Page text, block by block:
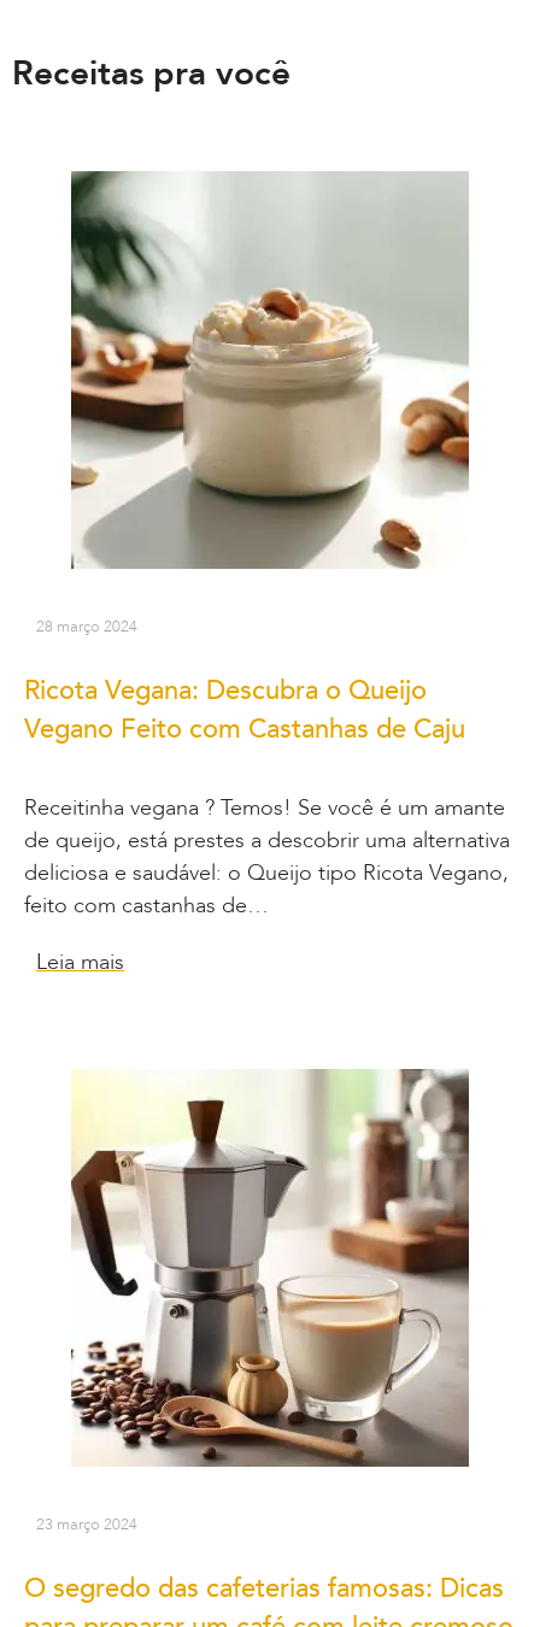
Receitas pra você
28 março 2024
Ricota Vegana: Descubra o Queijo
Vegano Feito com Castanhas de Caju
Receitinha vegana ? Temos! Se você é um amante
de queijo, está prestes a descobrir uma alternativa
deliciosa e saudável: o Queijo tipo Ricota Vegano,
feito com castanhas de…
Leia mais
23 março 2024
O segredo das cafeterias famosas: Dicas